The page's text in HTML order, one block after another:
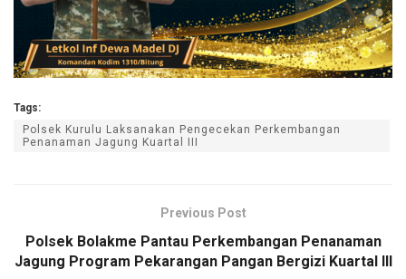
Tags:
Polsek Kurulu Laksanakan Pengecekan Perkembangan
Penanaman Jagung Kuartal III
Previous Post
Polsek Bolakme Pantau Perkembangan Penanaman
Jagung Program Pekarangan Pangan Bergizi Kuartal III